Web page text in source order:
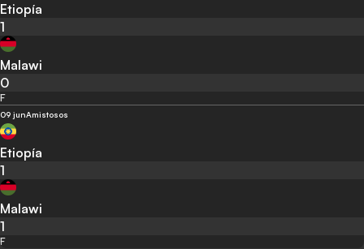
Etiopía
1
Malawi
0
F
09 junAmistosos
Etiopía
1
Malawi
1
F